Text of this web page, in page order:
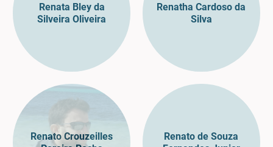
Renata Bley da
Silveira Oliveira
Renatha Cardoso da
Silva
Renato Crouzeilles
Renato de Souza